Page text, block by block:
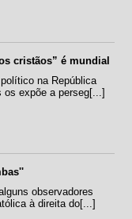
cristãos” é mundial
na República
os expõe a perseg[...]
observadores
à direita do[...]